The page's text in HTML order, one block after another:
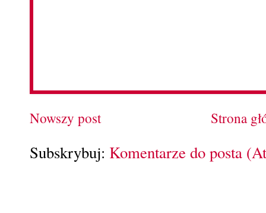
Nowszy post Strona
Subskrybuj: Komentarze do posta